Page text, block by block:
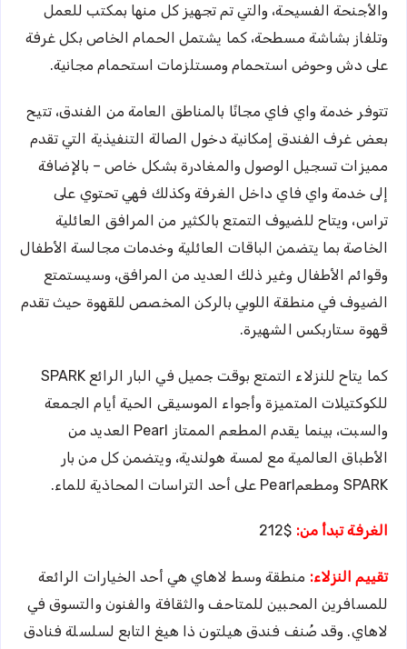
والأجنحة الفسيحة، والتي تم تجهيز كل منها بمكتب للعمل
وتلفاز بشاشة مسطحة، كما يشتمل الحمام الخاص بكل غرفة
على دش وحوض استحمام ومستلزمات استحمام مجانية.
تتوفر خدمة واي فاي مجانًا بالمناطق العامة من الفندق، تتيح
بعض غرف الفندق إمكانية دخول الصالة التنفيذية التي تقدم
مميزات تسجيل الوصول والمغادرة بشكل خاص – بالإضافة
إلى خدمة واي فاي داخل الغرفة وكذلك فهي تحتوي على
تراس، ويتاح للضيوف التمتع بالكثير من المرافق العائلية
الخاصة بما يتضمن الباقات العائلية وخدمات مجالسة الأطفال
وقوائم الأطفال وغير ذلك العديد من المرافق، وسيستمتع
الضيوف في منطقة اللوبي بالركن المخصص للقهوة حيث تقدم
قهوة ستاربكس الشهيرة.
كما يتاح للنزلاء التمتع بوقت جميل في البار الرائع SPARK
للكوكتيلات المتميزة وأجواء الموسيقى الحية أيام الجمعة
والسبت، بينما يقدم المطعم الممتاز Pearl العديد من
الأطباق العالمية مع لمسة هولندية، ويتضمن كل من بار
SPARK ومطعمPearl على أحد التراسات المحاذية للماء.
الغرفة تبدأ من: $212
تقييم النزلاء: منطقة وسط لاهاي هي أحد الخيارات الرائعة
للمسافرين المحبين للمتاحف والثقافة والفنون والتسوق في
لاهاي. وقد صُنف فندق هيلتون ذا هيغ التابع لسلسلة فنادق